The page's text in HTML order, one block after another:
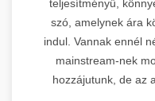
teljesítményű,
szó, amelynek ára
indul. Vannak ennél
mainstream-nek
hozzájutunk, de az